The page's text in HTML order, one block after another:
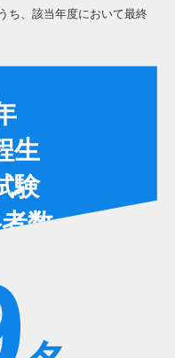
ち、該当年度において最終
生
験
数